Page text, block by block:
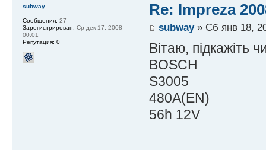
Re: Impreza
subway» Сб янв 18,
Вітаю, підкажіть
BOSCH
S3005
480A(EN)
56h 12V
subway
Сообщения: 27
Зарегистрирован: Ср дек 17, 2008
00:01
Репутация: 0